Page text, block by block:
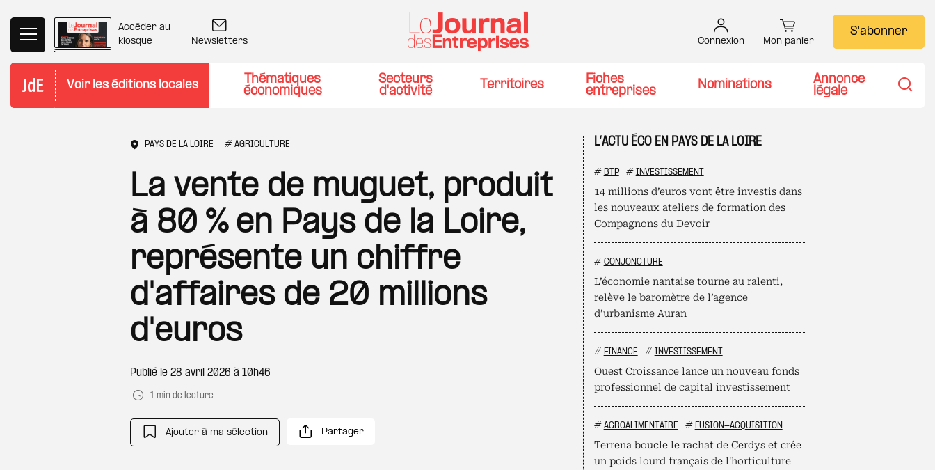
Accéder au
kiosque
Newsletters Connexion Mon panier
S'abonner
Voir les éditions locales
Thématiques
économiques
Secteurs
d'activité
Territoires
Fiches
entreprises
Nominations
Annonce
légale
PAYS DE LA LOIRE # AGRICULTURE
La vente de muguet, produit
à 80 % en Pays de la Loire,
représente un chiffre
d'affaires de 20 millions
d'euros
Publié le 28 avril 2026 à 10h46
1 min de lecture
Ajouter à ma sélection Partager
L’ACTU ÉCO EN PAYS DE LA LOIRE
# BTP # INVESTISSEMENT
14 millions d’euros vont être investis dans
les nouveaux ateliers de formation des
Compagnons du Devoir
# CONJONCTURE
L’économie nantaise tourne au ralenti,
relève le baromètre de l’agence
d’urbanisme Auran
# FINANCE # INVESTISSEMENT
Ouest Croissance lance un nouveau fonds
professionnel de capital investissement
# AGROALIMENTAIRE # FUSION-ACQUISITION
Terrena boucle le rachat de Cerdys et crée
un poids lourd français de l'horticulture